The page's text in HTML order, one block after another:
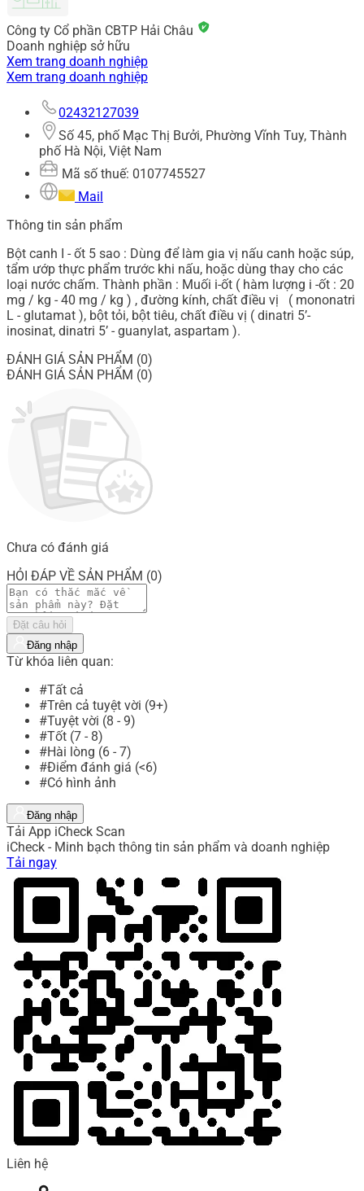
Công ty Cổ phần CBTP Hải Châu
Doanh nghiệp sở hữu
Xem trang doanh nghiệp
Xem trang doanh nghiệp
02432127039
Số 45, phố Mạc Thị Bưởi, Phường Vĩnh Tuy, Thành
phố Hà Nội, Việt Nam
Mã số thuế: 0107745527
Mail
Thông tin sản phẩm
Bột canh I - ốt 5 sao : Dùng để làm gia vị nấu canh hoặc súp,
tẩm ướp thực phẩm trước khi nấu, hoặc dùng thay cho các
loại nước chấm. Thành phần : Muối i-ốt ( hàm lượng i -ốt : 20
mg / kg - 40 mg / kg ) , đường kính, chất điều vị ( mononatri
L - glutamat ), bột tỏi, bột tiêu, chất điều vị ( dinatri 5’-
inosinat, dinatri 5’ - guanylat, aspartam ).
ĐÁNH GIÁ SẢN PHẨM (0)
ĐÁNH GIÁ SẢN PHẨM (0)
Chưa có đánh giá
HỎI ĐÁP VỀ SẢN PHẨM (0)
Đặt câu hỏi
Đăng nhập
Từ khóa liên quan:
#Tất cả
#Trên cả tuyệt vời (9+)
#Tuyệt vời (8 - 9)
#Tốt (7 - 8)
#Hài lòng (6 - 7)
#Điểm đánh giá (<6)
#Có hình ảnh
Đăng nhập
Tải App iCheck Scan
iCheck - Minh bạch thông tin sản phẩm và doanh nghiệp
Tải ngay
Liên hệ